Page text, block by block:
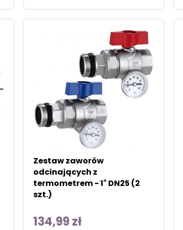
Zestaw zaworów
odcinających z
termometrem - 1" DN25 (2
szt.)
134,99 zł